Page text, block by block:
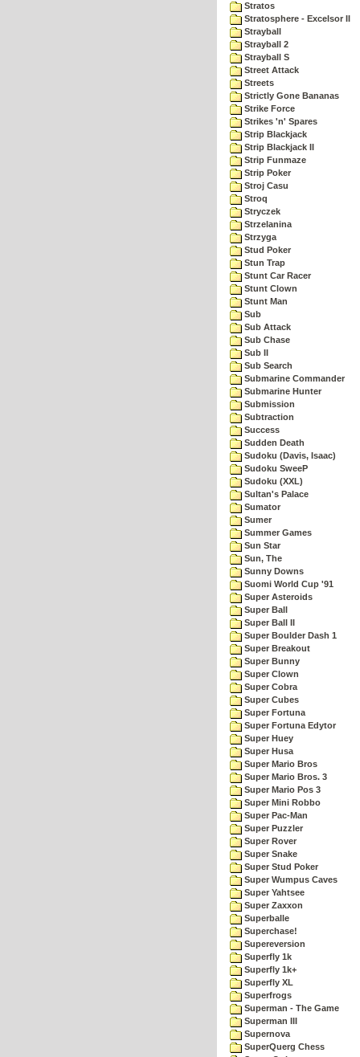
Stratos
Stratosphere - Excelsor II
Strayball
Strayball 2
Strayball S
Street Attack
Streets
Strictly Gone Bananas
Strike Force
Strikes 'n' Spares
Strip Blackjack
Strip Blackjack II
Strip Funmaze
Strip Poker
Stroj Casu
Stroq
Stryczek
Strzelanina
Strzyga
Stud Poker
Stun Trap
Stunt Car Racer
Stunt Clown
Stunt Man
Sub
Sub Attack
Sub Chase
Sub II
Sub Search
Submarine Commander
Submarine Hunter
Submission
Subtraction
Success
Sudden Death
Sudoku (Davis, Isaac)
Sudoku SweeP
Sudoku (XXL)
Sultan's Palace
Sumator
Sumer
Summer Games
Sun Star
Sun, The
Sunny Downs
Suomi World Cup '91
Super Asteroids
Super Ball
Super Ball II
Super Boulder Dash 1
Super Breakout
Super Bunny
Super Clown
Super Cobra
Super Cubes
Super Fortuna
Super Fortuna Edytor
Super Huey
Super Husa
Super Mario Bros
Super Mario Bros. 3
Super Mario Pos 3
Super Mini Robbo
Super Pac-Man
Super Puzzler
Super Rover
Super Snake
Super Stud Poker
Super Wumpus Caves
Super Yahtsee
Super Zaxxon
Superballe
Superchase!
Supereversion
Superfly 1k
Superfly 1k+
Superfly XL
Superfrogs
Superman - The Game
Superman III
Supernova
SuperQuerg Chess